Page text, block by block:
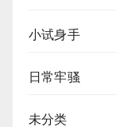
小试身手
日常牢骚
未分类